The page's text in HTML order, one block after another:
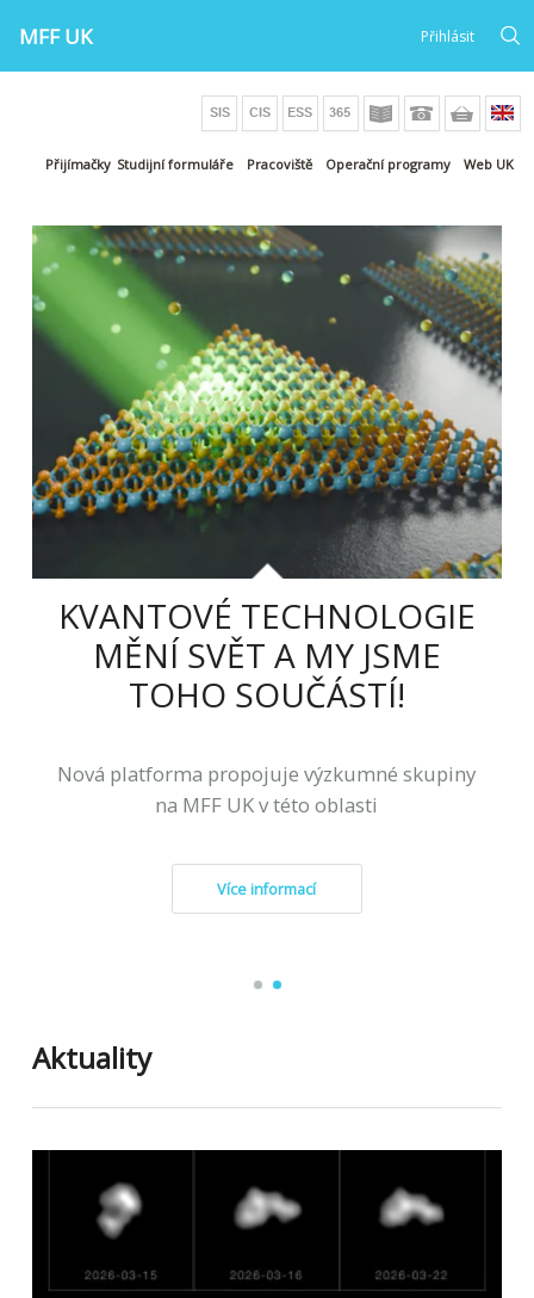
MFF UK Přihlásit
Přijímačky Studijní formuláře Pracoviště Operační programy Web UK
KVANTOVÉ TECHNOLOGIE
MĚNÍ SVĚT A MY JSME
TOHO SOUČÁSTÍ!
Nová platforma propojuje výzkumné skupiny
na MFF UK v této oblasti
Více informací
Aktuality